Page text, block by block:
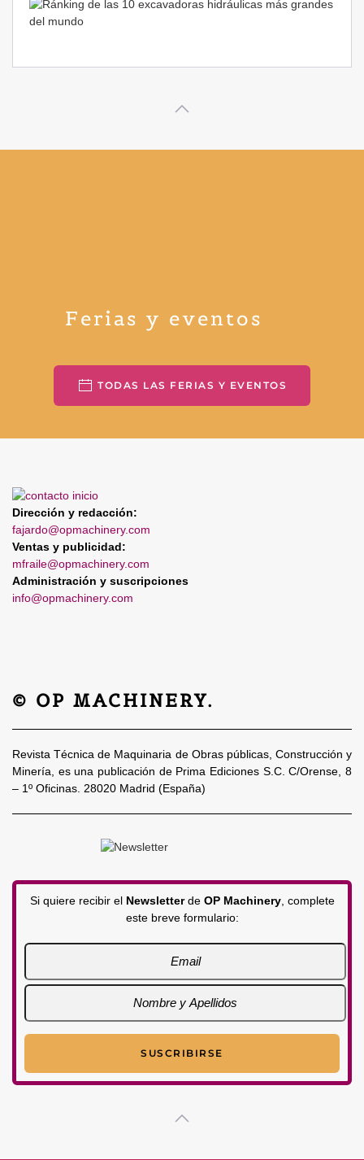
Ferias y eventos
TODAS LAS FERIAS Y EVENTOS
Dirección y redacción:
fajardo@opmachinery.com
Ventas y publicidad:
mfraile@opmachinery.com
Administración y suscripciones
info@opmachinery.com
© OP MACHINERY.
Revista Técnica de Maquinaria de Obras públicas, Construcción y
Minería, es una publicación de Prima Ediciones S.C. C/Orense, 8
– 1º Oficinas. 28020 Madrid (España)
Si quiere recibir el Newsletterde OP Machinery, complete
este breve formulario: